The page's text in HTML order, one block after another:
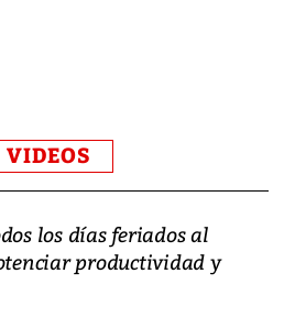
VIDEOS
los días feriados al
productividad y